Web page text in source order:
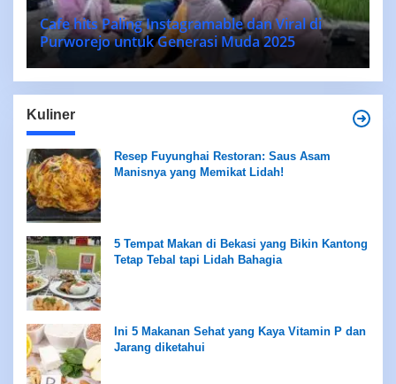
Cafe hits Paling Instagramable dan Viral di
Purworejo untuk Generasi Muda 2025
Kuliner
Resep Fuyunghai Restoran: Saus Asam
Manisnya yang Memikat Lidah!
5 Tempat Makan di Bekasi yang Bikin Kantong
Tetap Tebal tapi Lidah Bahagia
Ini 5 Makanan Sehat yang Kaya Vitamin P dan
Jarang diketahui